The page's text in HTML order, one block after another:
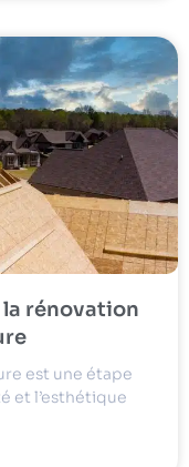
la rénovation
est une étape
et l’esthétique